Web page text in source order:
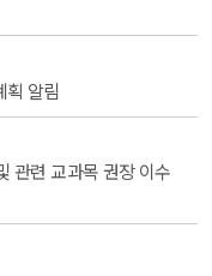
획 알림
관련 교과목 권장 이수